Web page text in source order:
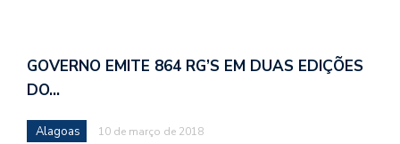
GOVERNO EMITE 864 RG’S EM DUAS EDIÇÕES
DO…
Alagoas 10 de março de 2018